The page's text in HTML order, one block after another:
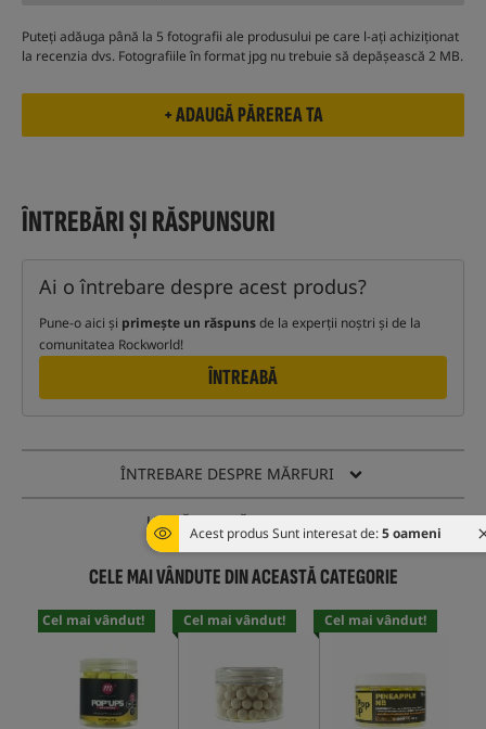
Acest produs Sunt interesat de:5 oameni
Puteți adăuga până la 5 fotografii ale produsului pe care l-ați achiziționat
la recenzia dvs. Fotografiile în format jpg nu trebuie să depășească 2 MB.
ÎNTREBĂRI ȘI RĂSPUNSURI
Ai o întrebare despre acest produs?
Pune-o aici și primește un răspunsde la experții noștri și de la
comunitatea Rockworld!
ÎNTREABĂ
ÎNTREBARE DESPRE MĂRFURI
URMĂRIȚI MĂRFURILE
CELE MAI VÂNDUTE DIN ACEASTĂ CATEGORIE
Cel mai vândut! Cel mai vândut! Cel mai vândut!